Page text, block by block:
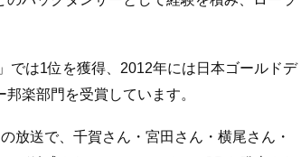
では1位を獲得、2012年には日本ゴールドデ
楽部門を受賞しています。
放送で、千賀さん・宮田さん・横尾さん・